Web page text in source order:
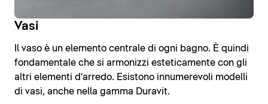
Vasi
Il vaso è un elemento centrale di ogni bagno. È quindi
fondamentale che si armonizzi esteticamente con gli
altri elementi d'arredo. Esistono innumerevoli modelli
di vasi, anche nella gamma Duravit.